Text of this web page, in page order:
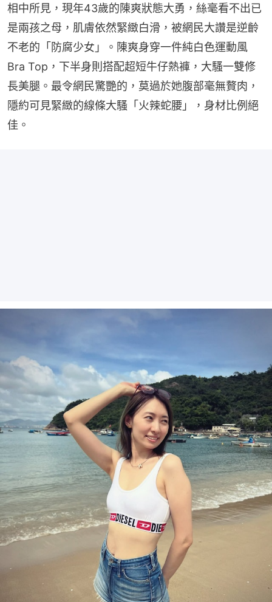
相中所見，現年43歲的陳爽狀態大勇，絲毫看不出已
是兩孩之母，肌膚依然緊緻白滑，被網民大讚是逆齡
不老的「防腐少女」。陳爽身穿一件純白色運動風
Bra Top，下半身則搭配超短牛仔熱褲，大騷一雙修
長美腿。最令網民驚艷的，莫過於她腹部毫無贅肉，
隱約可見緊緻的線條大騷「火辣蛇腰」，身材比例絕
佳。